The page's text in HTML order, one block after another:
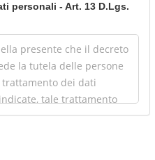
personali - Art. 13 D.Lgs.